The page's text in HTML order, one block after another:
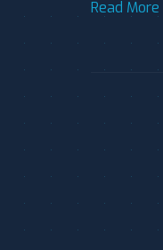
Read More